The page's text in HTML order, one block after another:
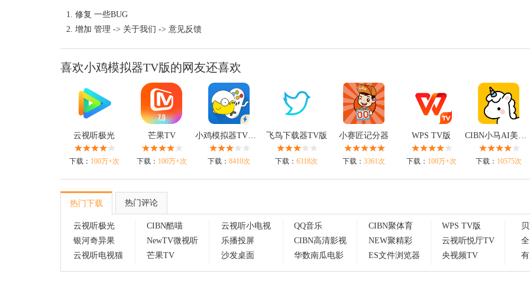
修复 一些BUG
增加 管理 -> 关于我们 -> 意见反馈
喜欢小鸡模拟器TV版的网友还喜欢
云视听极光
下载： 100万+次
芒果TV
下载： 100万+次
小鸡模拟器TV极速版
下载： 8410次
飞鸟下载器TV版
下载： 6318次
小赛匠记分器
下载： 3361次
WPS TV版
下载： 100万+次
CIBN小马AI美术版
下载： 10575次
热门下载 热门评论
云视听极光
银河奇异果
云视听电视猫
CIBN酷喵
NewTV微视听
芒果TV
云视听小电视
乐播投屏
沙发桌面
QQ音乐
CIBN高清影视
华数南瓜电影
CIBN聚体育
NEW聚精彩
ES文件浏览器
WPS TV版
云视听悦厅TV
央视频TV